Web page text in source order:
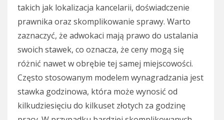
takich jak lokalizacja kancelarii, doświadczenie
prawnika oraz skomplikowanie sprawy. Warto
zaznaczyć, że adwokaci mają prawo do ustalania
swoich stawek, co oznacza, że ceny mogą się
różnić nawet w obrębie tej samej miejscowości.
Często stosowanym modelem wynagradzania jest
stawka godzinowa, która może wynosić od
kilkudziesięciu do kilkuset złotych za godzinę